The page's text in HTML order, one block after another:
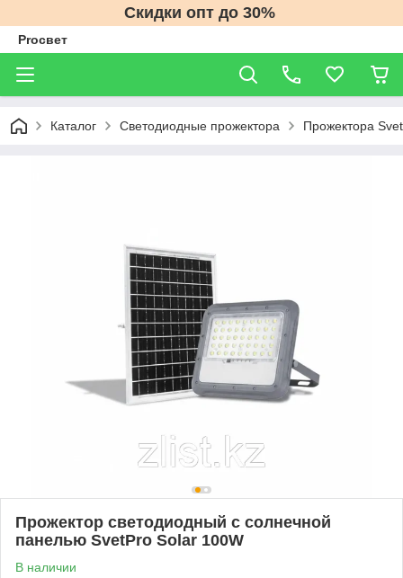
Скидки опт до 30%
Proсвет
Каталог Светодиодные прожектора Прожектора
Прожектор светодиодный с солнечной
панелью SvetPro Solar 100W
В наличии